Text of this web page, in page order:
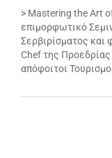
> Mastering the Art
επιμορφωτικό
Σερβιρίσματος και
Chef της
απόφοιτοι